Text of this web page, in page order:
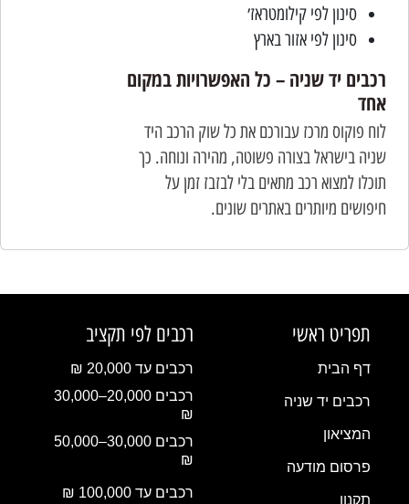
סינון לפי קילומטראז׳
סינון לפי אזור בארץ
רכבים יד שניה – כל האפשרויות במקום
אחד
לוח פוקוס מרכז עבורכם את כל שוק הרכב היד
שניה בישראל בצורה פשוטה, מהירה ונוחה. כך
תוכלו למצוא רכב מתאים בלי לבזבז זמן על
חיפושים מיותרים באתרים שונים.
תפריט ראשי
דף הבית
רכבים יד שניה
המציאון
פרסום מודעה
תקנון
רכבים לפי תקציב
רכבים עד 20,000 ₪
רכבים 20,000–30,000
₪
רכבים 30,000–50,000
₪
רכבים עד 100,000 ₪